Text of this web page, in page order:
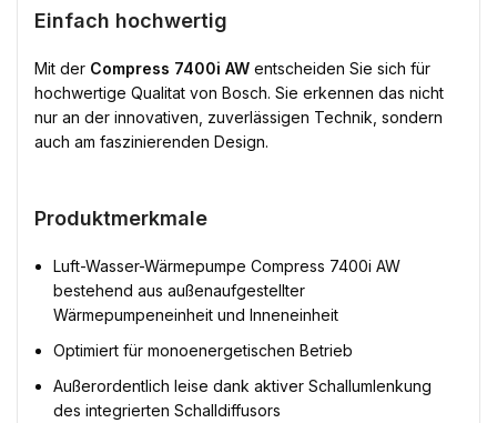
Einfach hochwertig
Mit der Compress 7400i AW entscheiden Sie sich für
hochwertige Qualitat von Bosch. Sie erkennen das nicht
nur an der innovativen, zuverlässigen Technik, sondern
auch am faszinierenden Design.
Produktmerkmale
Luft-Wasser-Wärmepumpe Compress 7400i AW
bestehend aus außenaufgestellter
Wärmepumpeneinheit und Inneneinheit
Optimiert für monoenergetischen Betrieb
Außerordentlich leise dank aktiver Schallumlenkung
des integrierten Schalldiffusors